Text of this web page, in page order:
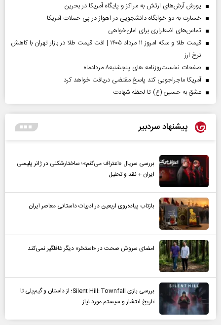
یورش آرش‌های ارتش به مراکز و پایگاه‌ آمریکا در بحرین
خسارت به دو خوابگاه دانشجویی در اهواز در پی حملات آمریکا
تماس‌های اضطراری برای امان‌‌خواهی
قیمت طلا و سکه امروز ۱۱ مرداد ۱۴۰۵ | افت قیمت طلا در بازار تهران با کاهش
نرخ ارز
صفحات نخست‌روزنامه ها‌ی پنجشنبه‌۸ مردادماه
آمریکا ماجراجویی کند پاسخ مقتضی دریافت خواهد کرد
عشق به حسین (ع) تا لحظه شهادت
پیشنهاد سردبیر
بررسی سریال «اعتراف می‌کنم»؛ ساختارشکنی در ژانر پلیسی
ایران + نقد و تحلیل
بازتاب پیاده‌روی اربعین در ادبیات داستانی معاصر ایران
امضای سروش صحت در «استخر» دیگر غافلگیر نمی‌کند
بررسی بازی Silent Hill: Townfall؛ از داستان و گیم‌پلی تا
تاریخ انتشار و سیستم مورد نیاز